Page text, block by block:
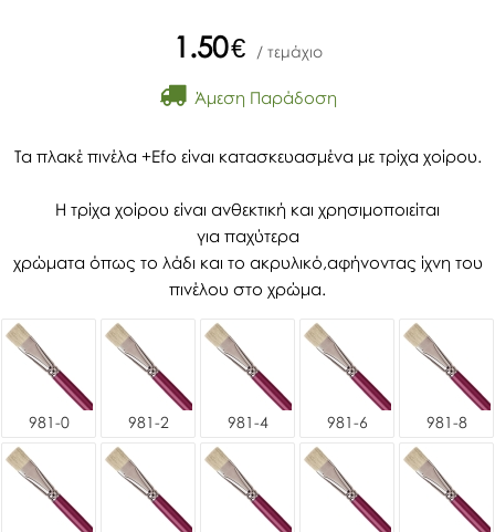
1.50€ / τεμάχιο
Άμεση Παράδοση
Τα πλακέ πινέλα +Efo είναι κατασκευασμένα με τρίχα χοίρου.
Η τρίχα χοίρου είναι ανθεκτική και χρησιμοποιείται
για παχύτερα
χρώματα όπως το λάδι και το ακρυλικό,αφήνοντας ίχνη του
πινέλου στο χρώμα.
981-0 981-2 981-4 981-6 981-8